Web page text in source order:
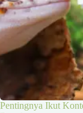
Pentingnya Ikut